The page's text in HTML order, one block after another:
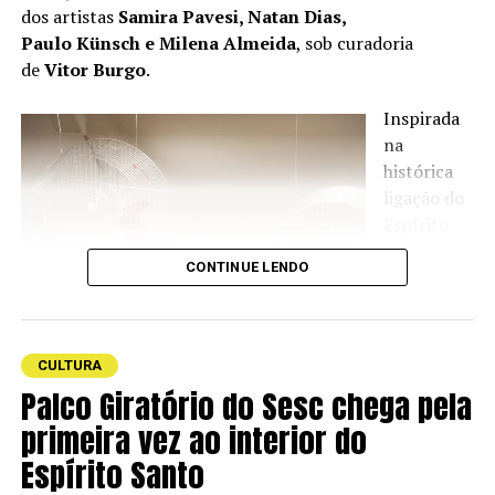
As tradições brasileiras também são marca registrada do
documentárioAmazônia Groove
musicais que pulsam na Amazônia paraense. Ao dar voz
aos artistas locais, a produção lança luz sobre a riqueza
sonora e cultural da região.
dos artistas Samira Pavesi, Natan Dias,
Paulo Künsch e Milena Almeida, sob curadoria
deVitor Burgo.
Inspirada
na
histórica
ligação do
Santo com
a indústria
CONTINUE LENDO
CULTURA
Palco Giratório do Sesc chega pela
primeira vez ao interior do
Espírito Santo